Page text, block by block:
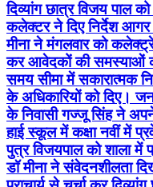
दिव्यांग छात्र विजय पाल
कलेक्टर ने दिए निर्देश
मीना ने मंगलवार को
कर आवेदकों की समस्याओं
समय सीमा में सकारात्मक
के अधिकारियों को दिए।
के निवासी गज्जू सिंह ने
हाई स्कूल में कक्षा नवीं में
पुत्र विजयपाल को शाला
डॉ मीना ने संवेदनशीलता